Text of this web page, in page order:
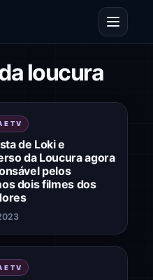
Abrir
loucura
E TV
de Loki e
da Loucura agora
pelos
dois filmes dos
E TV